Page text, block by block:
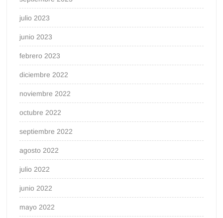
julio 2023
junio 2023
febrero 2023
diciembre 2022
noviembre 2022
octubre 2022
septiembre 2022
agosto 2022
julio 2022
junio 2022
mayo 2022